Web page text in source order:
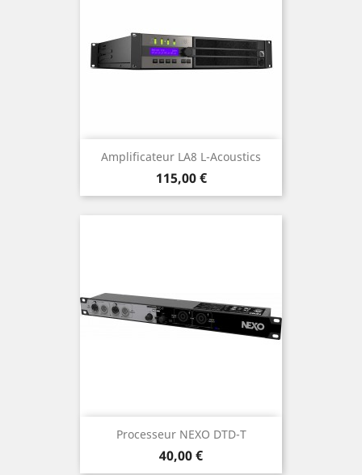
Amplificateur LA8 L-Acoustics
Prix
115,00 €
Processeur NEXO DTD-T
Prix
40,00 €